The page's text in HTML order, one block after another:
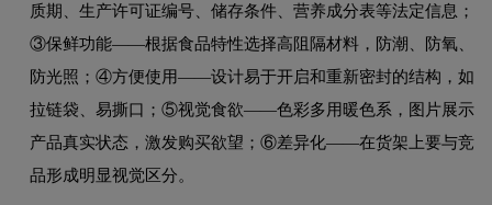
质期、生产许可证编号、储存条件、营养成分表等法定信息；
③保鲜功能——根据食品特性选择高阻隔材料，防潮、防氧、
防光照；④方便使用——设计易于开启和重新密封的结构，如
拉链袋、易撕口；⑤视觉食欲——色彩多用暖色系，图片展示
产品真实状态，激发购买欲望；⑥差异化——在货架上要与竞
品形成明显视觉区分。